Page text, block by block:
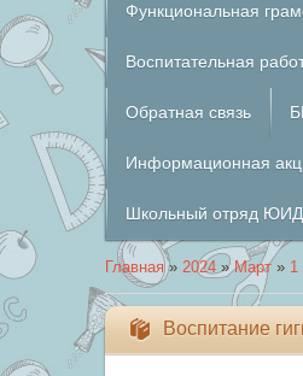
Функциональная
Воспитательная
Обратная связь
Информационная
Школьный отряд ЮИД
Главная » 2024 » Март » 1
Воспитание